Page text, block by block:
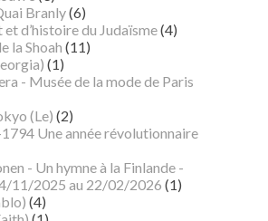
Branly(6)
et d’histoire du Judaïsme(4)
la Shoah (11)
(1)
- Musée de la mode de Paris
(Le) (2)
Une année révolutionnaire
- Un hymne à la Finlande -
11/2025 au 22/02/2026 (1)
(4)